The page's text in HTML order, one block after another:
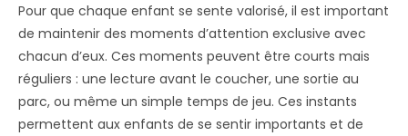
Pour que chaque enfant se sente valorisé, il est important
de maintenir des moments d’attention exclusive avec
chacun d’eux. Ces moments peuvent être courts mais
réguliers : une lecture avant le coucher, une sortie au
parc, ou même un simple temps de jeu. Ces instants
permettent aux enfants de se sentir importants et de